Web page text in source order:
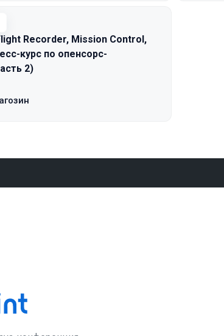
Recorder, Mission Control,
курс по опенсорс-
2)